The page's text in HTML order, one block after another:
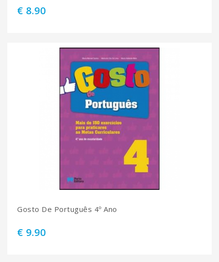
€ 8.90
Gosto De Português 4º Ano
€ 9.90